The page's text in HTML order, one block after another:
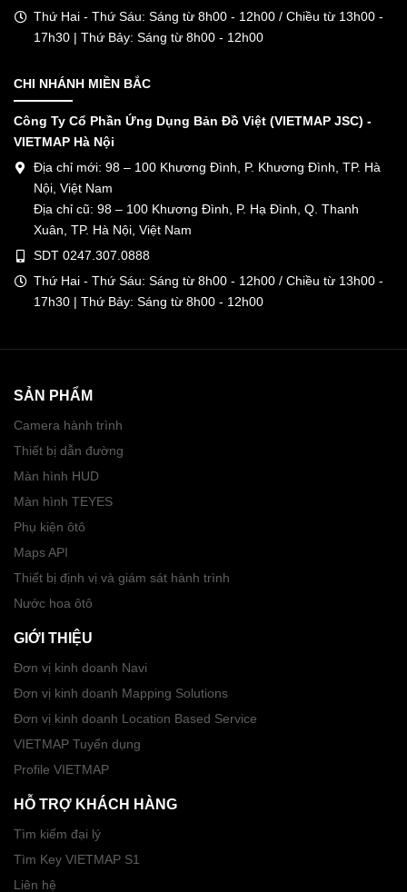
Thứ Hai - Thứ Sáu: Sáng từ 8h00 - 12h00 / Chiều từ 13h00 -
17h30 | Thứ Bảy: Sáng từ 8h00 - 12h00
CHI NHÁNH MIỀN BẮC
Công Ty Cổ Phần Ứng Dụng Bản Đồ Việt (VIETMAP JSC) -
VIETMAP Hà Nội
Địa chỉ mới: 98 – 100 Khương Đình, P. Khương Đình, TP. Hà
Nội, Việt Nam
Địa chỉ cũ: 98 – 100 Khương Đình, P. Hạ Đình, Q. Thanh
Xuân, TP. Hà Nội, Việt Nam
SDT 0247.307.0888
Thứ Hai - Thứ Sáu: Sáng từ 8h00 - 12h00 / Chiều từ 13h00 -
17h30 | Thứ Bảy: Sáng từ 8h00 - 12h00
SẢN PHẨM
Camera hành trình
Thiết bị dẫn đường
Màn hình HUD
Màn hình TEYES
Phụ kiện ôtô
Maps API
Thiết bị định vị và giám sát hành trình
Nước hoa ôtô
GIỚI THIỆU
Đơn vị kinh doanh Navi
Đơn vị kinh doanh Mapping Solutions
Đơn vị kinh doanh Location Based Service
VIETMAP Tuyển dụng
Profile VIETMAP
HỖ TRỢ KHÁCH HÀNG
Tìm kiếm đại lý
Tìm Key VIETMAP S1
Liên hệ